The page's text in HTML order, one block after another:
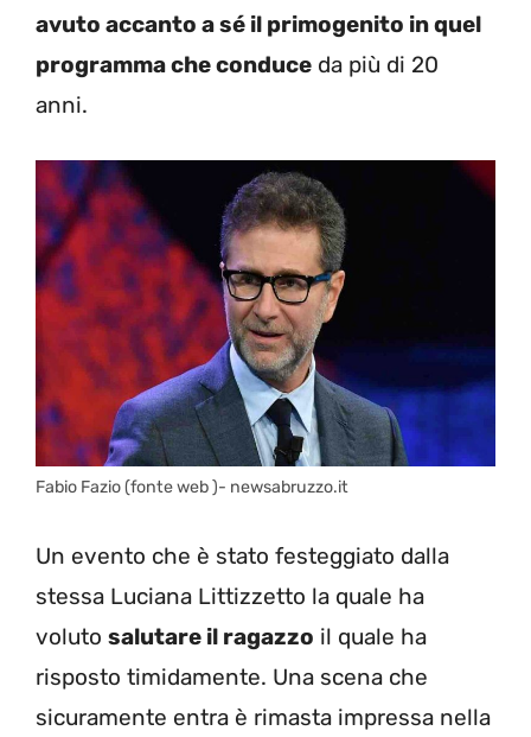
avuto accanto a sé il primogenito in quel
programma che conduce da più di 20
anni.
Fabio Fazio (fonte web )- newsabruzzo.it
Un evento che è stato festeggiato dalla
stessa Luciana Littizzetto la quale ha
voluto salutare il ragazzo il quale ha
risposto timidamente. Una scena che
sicuramente entra è rimasta impressa nella